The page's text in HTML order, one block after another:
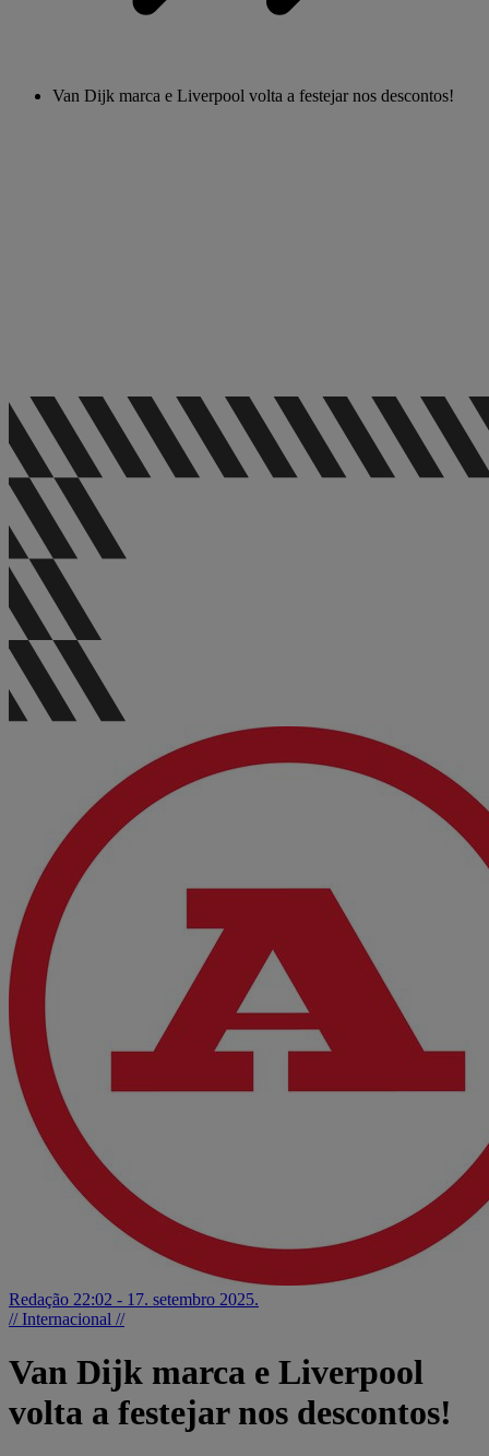
Van Dijk marca e Liverpool volta a festejar nos descontos!
Redação 22:02 - 17. setembro 2025.
// Internacional //
Van Dijk marca e Liverpool
volta a festejar nos descontos!